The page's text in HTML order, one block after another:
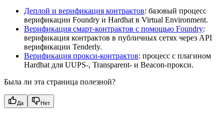
Деплой и верификация контрактов: базовый процесс
верификации Foundry и Hardhat в Virtual Environment.
Верификация смарт-контрактов с помощью Foundry:
верификация контрактов в публичных сетях через API
верификации Tenderly.
Верификация прокси-контрактов: процесс с плагином
Hardhat для UUPS-, Transparent- и Beacon-прокси.
Была ли эта страница полезной?
Да Нет